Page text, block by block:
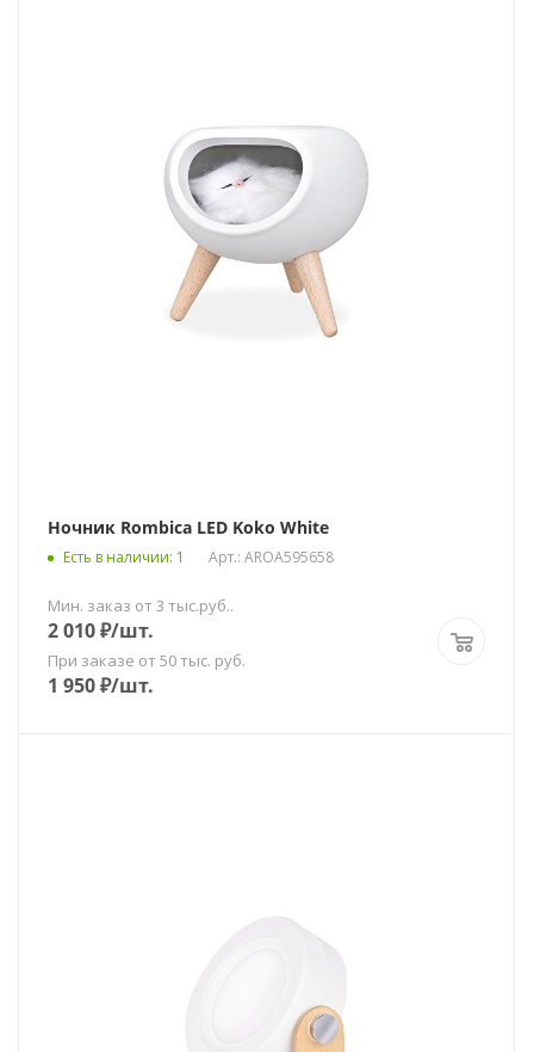
Ночник Rombica LED Koko White
Есть в наличии: 1 Арт.: AROA595658
Мин. заказ от 3 тыс.руб..
2 010₽/шт.
При заказе от 50 тыс. руб.
1 950₽/шт.